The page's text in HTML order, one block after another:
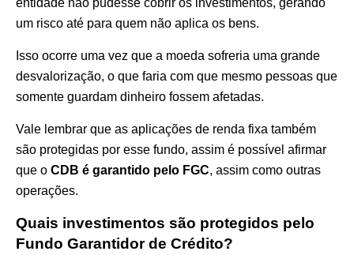
entidade não pudesse cobrir os investimentos, gerando
um risco até para quem não aplica os bens.
Isso ocorre uma vez que a moeda sofreria uma grande
desvalorização, o que faria com que mesmo pessoas que
somente guardam dinheiro fossem afetadas.
Vale lembrar que as aplicações de renda fixa também
são protegidas por esse fundo, assim é possível afirmar
que o CDB é garantido pelo FGC, assim como outras
operações.
Quais investimentos são protegidos pelo
Fundo Garantidor de Crédito?